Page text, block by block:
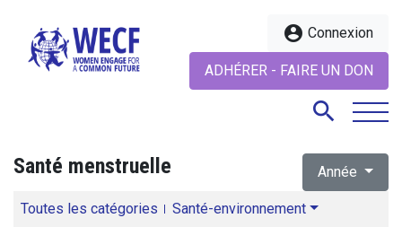
account_circle Connexion
ADHÉRER - FAIRE UN DON
search
Santé menstruelle Année
Toutes les catégories Santé-environnement